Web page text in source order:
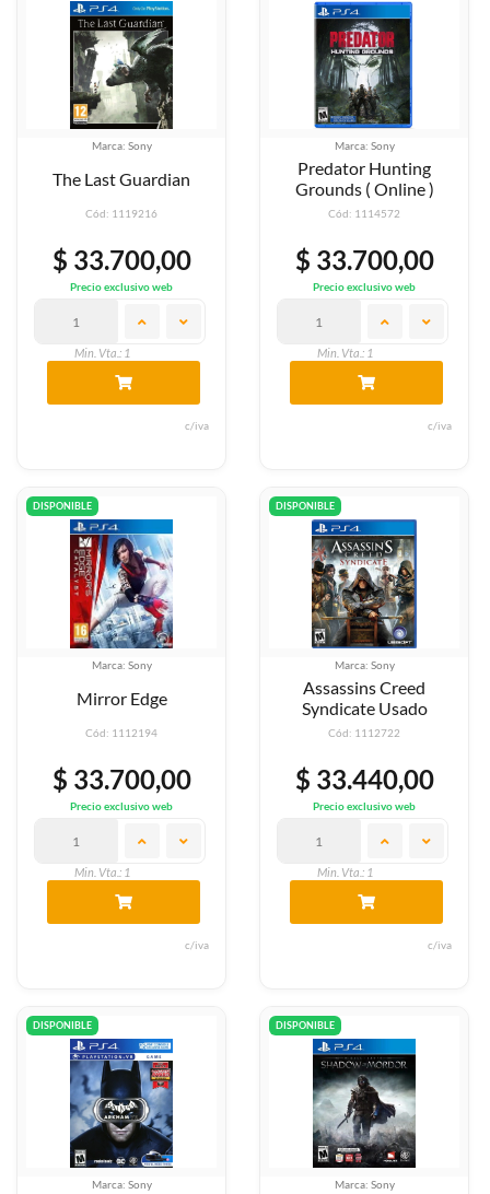
Marca: Sony
The Last Guardian
Cód: 1119216
$ 33.700,00
Precio exclusivo web
Min. Vta.: 1
c/iva
Marca: Sony
Predator Hunting
Grounds ( Online )
Cód: 1114572
$ 33.700,00
Precio exclusivo web
Min. Vta.: 1
c/iva
DISPONIBLE
Marca: Sony
Mirror Edge
Cód: 1112194
$ 33.700,00
Precio exclusivo web
Min. Vta.: 1
c/iva
DISPONIBLE
Marca: Sony
Assassins Creed
Syndicate Usado
Cód: 1112722
$ 33.440,00
Precio exclusivo web
Min. Vta.: 1
c/iva
DISPONIBLE
Marca: Sony
DISPONIBLE
Marca: Sony